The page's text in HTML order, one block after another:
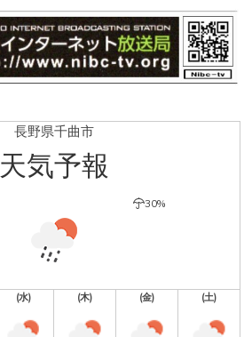
長野県千曲市
天気予報
30%
(水) (木) (金) (土)